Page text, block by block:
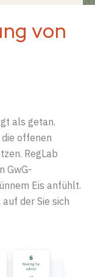
von
als getan.
offenen
RegLab
GwG-
Eis anfühlt.
der Sie sich